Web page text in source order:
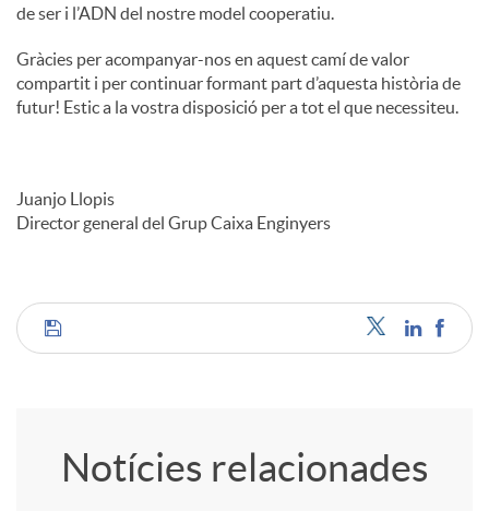
de ser i l’ADN del nostre model cooperatiu.
Gràcies per acompanyar-nos en aquest camí de valor
compartit i per continuar formant part d’aquesta història de
futur! Estic a la vostra disposició per a tot el que necessiteu.
Juanjo Llopis
Director general del Grup Caixa Enginyers
C
Notícies relacionades